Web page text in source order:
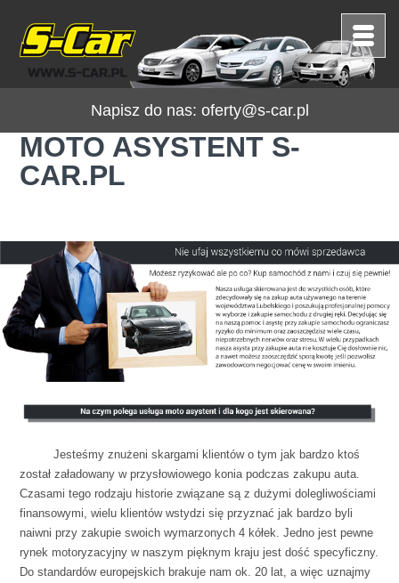
Napisz do nas: oferty@s-car.pl
MOTO ASYSTENT S-
CAR.PL
spacjaJesteśmy znużeni skargami klientów o tym jak bardzo ktoś
został załadowany w przysłowiowego konia podczas zakupu auta.
Czasami tego rodzaju historie związane są z dużymi dolegliwościami
finansowymi, wielu klientów wstydzi się przyznać jak bardzo byli
naiwni przy zakupie swoich wymarzonych 4 kółek. Jedno jest pewne
rynek motoryzacyjny w naszym pięknym kraju jest dość specyficzny.
Do standardów europejskich brakuje nam ok. 20 lat, a więc uznajmy